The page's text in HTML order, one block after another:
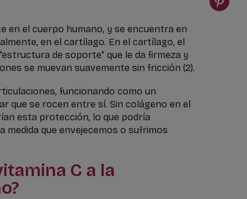
en el cuerpo humano, y se encuentra en
en el cartílago. En el cartílago, el
de soporte” que le da firmeza y
se muevan suavemente sin fricción (2).
funcionando como un
que se rocen entre sí. Sin colágeno en el
esta protección, lo que podría
que envejecemos o sufrimos
C a la